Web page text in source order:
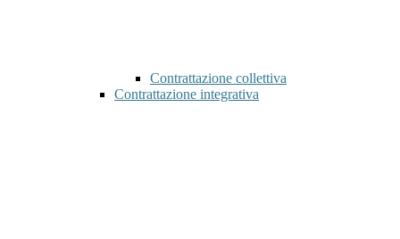
Contrattazione collettiva
Contrattazione integrativa